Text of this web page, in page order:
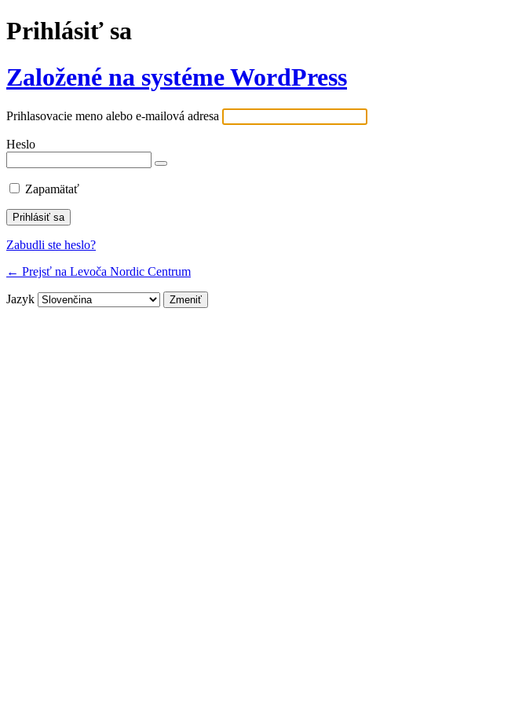
Prihlásiť sa
Založené na systéme WordPress
Prihlasovacie meno alebo e-mailová adresa
Heslo
Zapamätať
Zabudli ste heslo?
← Prejsť na Levoča Nordic Centrum
Jazyk